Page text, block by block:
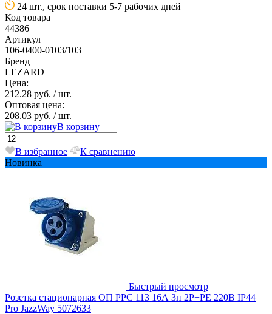
24 шт., срок поставки 5-7 рабочих дней
Код товара
44386
Артикул
106-0400-0103/103
Бренд
LEZARD
Цена:
212.28 руб. / шт.
Оптовая цена:
208.03 руб. / шт.
В корзину
В избранное
К сравнению
Новинка
Быстрый просмотр
Розетка стационарная ОП PPC 113 16А 3п 2Р+РЕ 220В IP44
Pro JazzWay 5072633